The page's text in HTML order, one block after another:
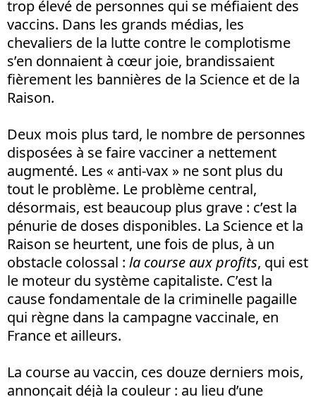
trop élevé de personnes qui se méfiaient des
vaccins. Dans les grands médias, les
chevaliers de la lutte contre le complotisme
s’en donnaient à cœur joie, brandissaient
fièrement les bannières de la Science et de la
Raison.
Deux mois plus tard, le nombre de personnes
disposées à se faire vacciner a nettement
augmenté. Les « anti-vax » ne sont plus du
tout le problème. Le problème central,
désormais, est beaucoup plus grave : c’est la
pénurie de doses disponibles. La Science et la
Raison se heurtent, une fois de plus, à un
obstacle colossal : la course aux profits, qui est
le moteur du système capitaliste. C’est la
cause fondamentale de la criminelle pagaille
qui règne dans la campagne vaccinale, en
France et ailleurs.
La course au vaccin, ces douze derniers mois,
annonçait déjà la couleur : au lieu d’une